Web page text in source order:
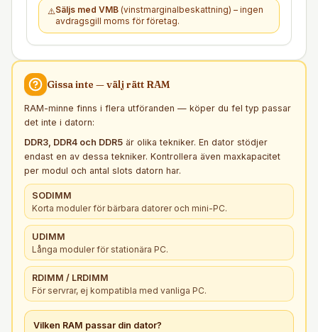
⚠️Säljs med VMB (vinstmarginalbeskattning) – ingen
avdragsgill moms för företag.
Gissa inte — välj rätt RAM
RAM-minne finns i flera utföranden — köper du fel typ passar
det inte i datorn:
DDR3, DDR4 och DDR5 är olika tekniker. En dator stödjer
endast en av dessa tekniker. Kontrollera även maxkapacitet
per modul och antal slots datorn har.
SODIMM
Korta moduler för bärbara datorer och mini-PC.
UDIMM
Långa moduler för stationära PC.
RDIMM / LRDIMM
För servrar, ej kompatibla med vanliga PC.
Vilken RAM passar din dator?